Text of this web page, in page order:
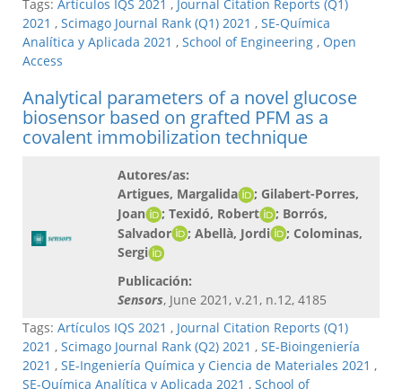
Tags: Artículos IQS 2021 , Journal Citation Reports (Q1)
2021 , Scimago Journal Rank (Q1) 2021 , SE-Química
Analítica y Aplicada 2021 , School of Engineering , Open
Access
Analytical parameters of a novel glucose
biosensor based on grafted PFM as a
covalent immobilization technique
Autores/as:
Artigues, Margalida
; Gilabert-Porres,
Joan
; Texidó, Robert
; Borrós,
Salvador
; Abellà, Jordi
; Colominas,
Sergi​
Publicación:
Sensors, June 2021, v.21, n.12, 4185
Tags: Artículos IQS 2021 , Journal Citation Reports (Q1)
2021 , Scimago Journal Rank (Q2) 2021 , SE-Bioingeniería
2021 , SE-Ingeniería Química y Ciencia de Materiales 2021 ,
SE-Química Analítica y Aplicada 2021 , School of